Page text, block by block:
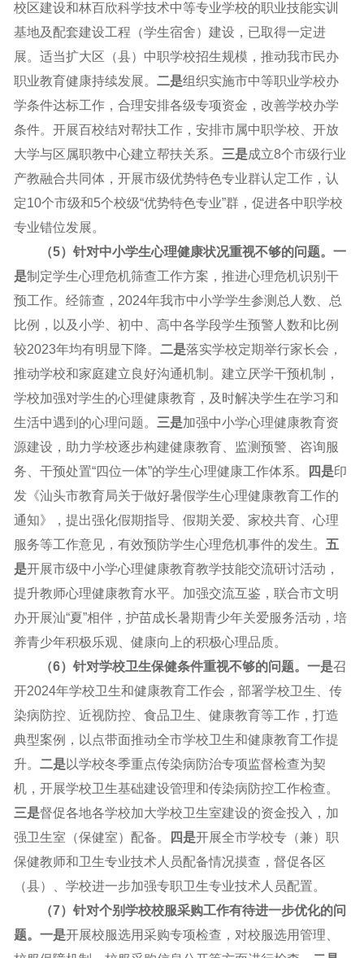
校区建设和林百欣科学技术中等专业学校的职业技能实训
基地及配套建设工程（学生宿舍）建设，已取得一定进
展。适当扩大区（县）中职学校招生规模，推动我市民办
职业教育健康持续发展。 二是组织实施市中等职业学校办
学条件达标工作，合理安排各级专项资金，改善学校办学
条件。开展百校结对帮扶工作，安排市属中职学校、开放
大学与区属职教中心建立帮扶关系。 三是成立8个市级行业
产教融合共同体，开展市级优势特色专业群认定工作，认
定10个市级和5个校级“优势特色专业”群，促进各中职学校
专业错位发展。
（5）针对中小学生心理健康状况重视不够的问题。 一
是制定学生心理危机筛查工作方案，推进心理危机识别干
预工作。经筛查，2024年我市中小学学生参测总人数、总
比例，以及小学、初中、高中各学段学生预警人数和比例
较2023年均有明显下降。 二是落实学校定期举行家长会，
推动学校和家庭建立良好沟通机制。建立厌学干预机制，
学校加强对学生的心理健康教育，及时解决学生在学习和
生活中遇到的心理问题。 三是加强中小学心理健康教育资
源建设，助力学校逐步构建健康教育、监测预警、咨询服
务、干预处置“四位一体”的学生心理健康工作体系。
四是印
发《汕头市教育局关于做好暑假学生心理健康教育工作的
通知》，提出强化假期指导、假期关爱、家校共育、心理
服务等工作意见，有效预防学生心理危机事件的发生。 五
是开展市级中小学心理健康教育教学技能交流研讨活动，
提升教师心理健康教育水平。加强交流互鉴，联合市文明
办开展汕“夏”相伴，护苗成长暑期青少年关爱服务活动，培
养青少年积极乐观、健康向上的积极心理品质。
（6）针对学校卫生保健条件重视不够的问题。一是召
开2024年学校卫生和健康教育工作会，部署学校卫生、传
染病防控、近视防控、食品卫生、健康教育等工作，打造
典型案例，以点带面推动全市学校卫生和健康教育工作提
升。 二是以学校冬季重点传染病防治专项监督检查为契
机，开展学校卫生基础建设管理和传染病防控工作检查。
三是督促各地各学校加大学校卫生室建设的资金投入，加
强卫生室（保健室）配备。
四是开展全市学校专（兼）职
保健教师和卫生专业技术人员配备情况摸查，督促各区
（县）、学校进一步加强专职卫生专业技术人员配置。
（7） 针对个别学校校服采购工作有待进一步优化的问
题。一是开展校服选用采购专项检查，对校服选用管理、